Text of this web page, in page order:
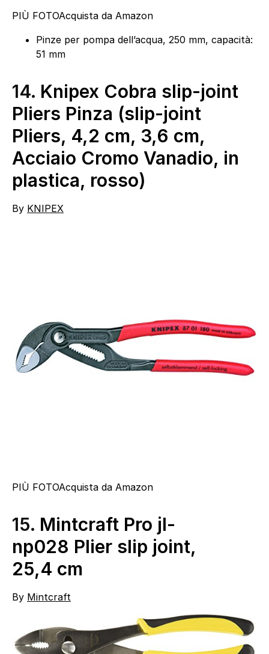
PIÙ FOTOAcquista da Amazon
Pinze per pompa dell’acqua, 250 mm, capacità:
51 mm
14. Knipex Cobra slip-joint
Pliers Pinza (slip-joint
Pliers, 4,2 cm, 3,6 cm,
Acciaio Cromo Vanadio, in
plastica, rosso)
By KNIPEX
PIÙ FOTOAcquista da Amazon
15. Mintcraft Pro jl-
np028 Plier slip joint,
25,4 cm
By Mintcraft